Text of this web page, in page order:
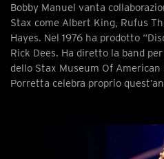
Bobby Manuel vanta
Stax come Albert King, Rufus
Hayes. Nel 1976 ha prodotto
Rick Dees. Ha diretto la band
dello Stax Museum Of
Porretta celebra proprio